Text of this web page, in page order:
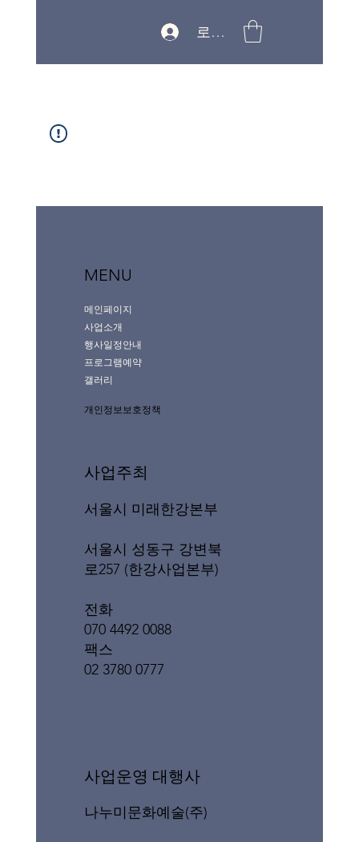
로그인
MENU
메인페이지
사업소개
행사일정안내
프로그램예약
갤러리
개인정보보호정책
사업주최
서울시 미래한강본부
서울시 성동구 강변북
로257 (한강사업본부)
전화
070 4492 0088
팩스
02 3780 0777
​사업운영 대행사
나누미문화예술(주)